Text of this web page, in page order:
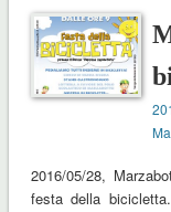
2016/05/28,
festa della